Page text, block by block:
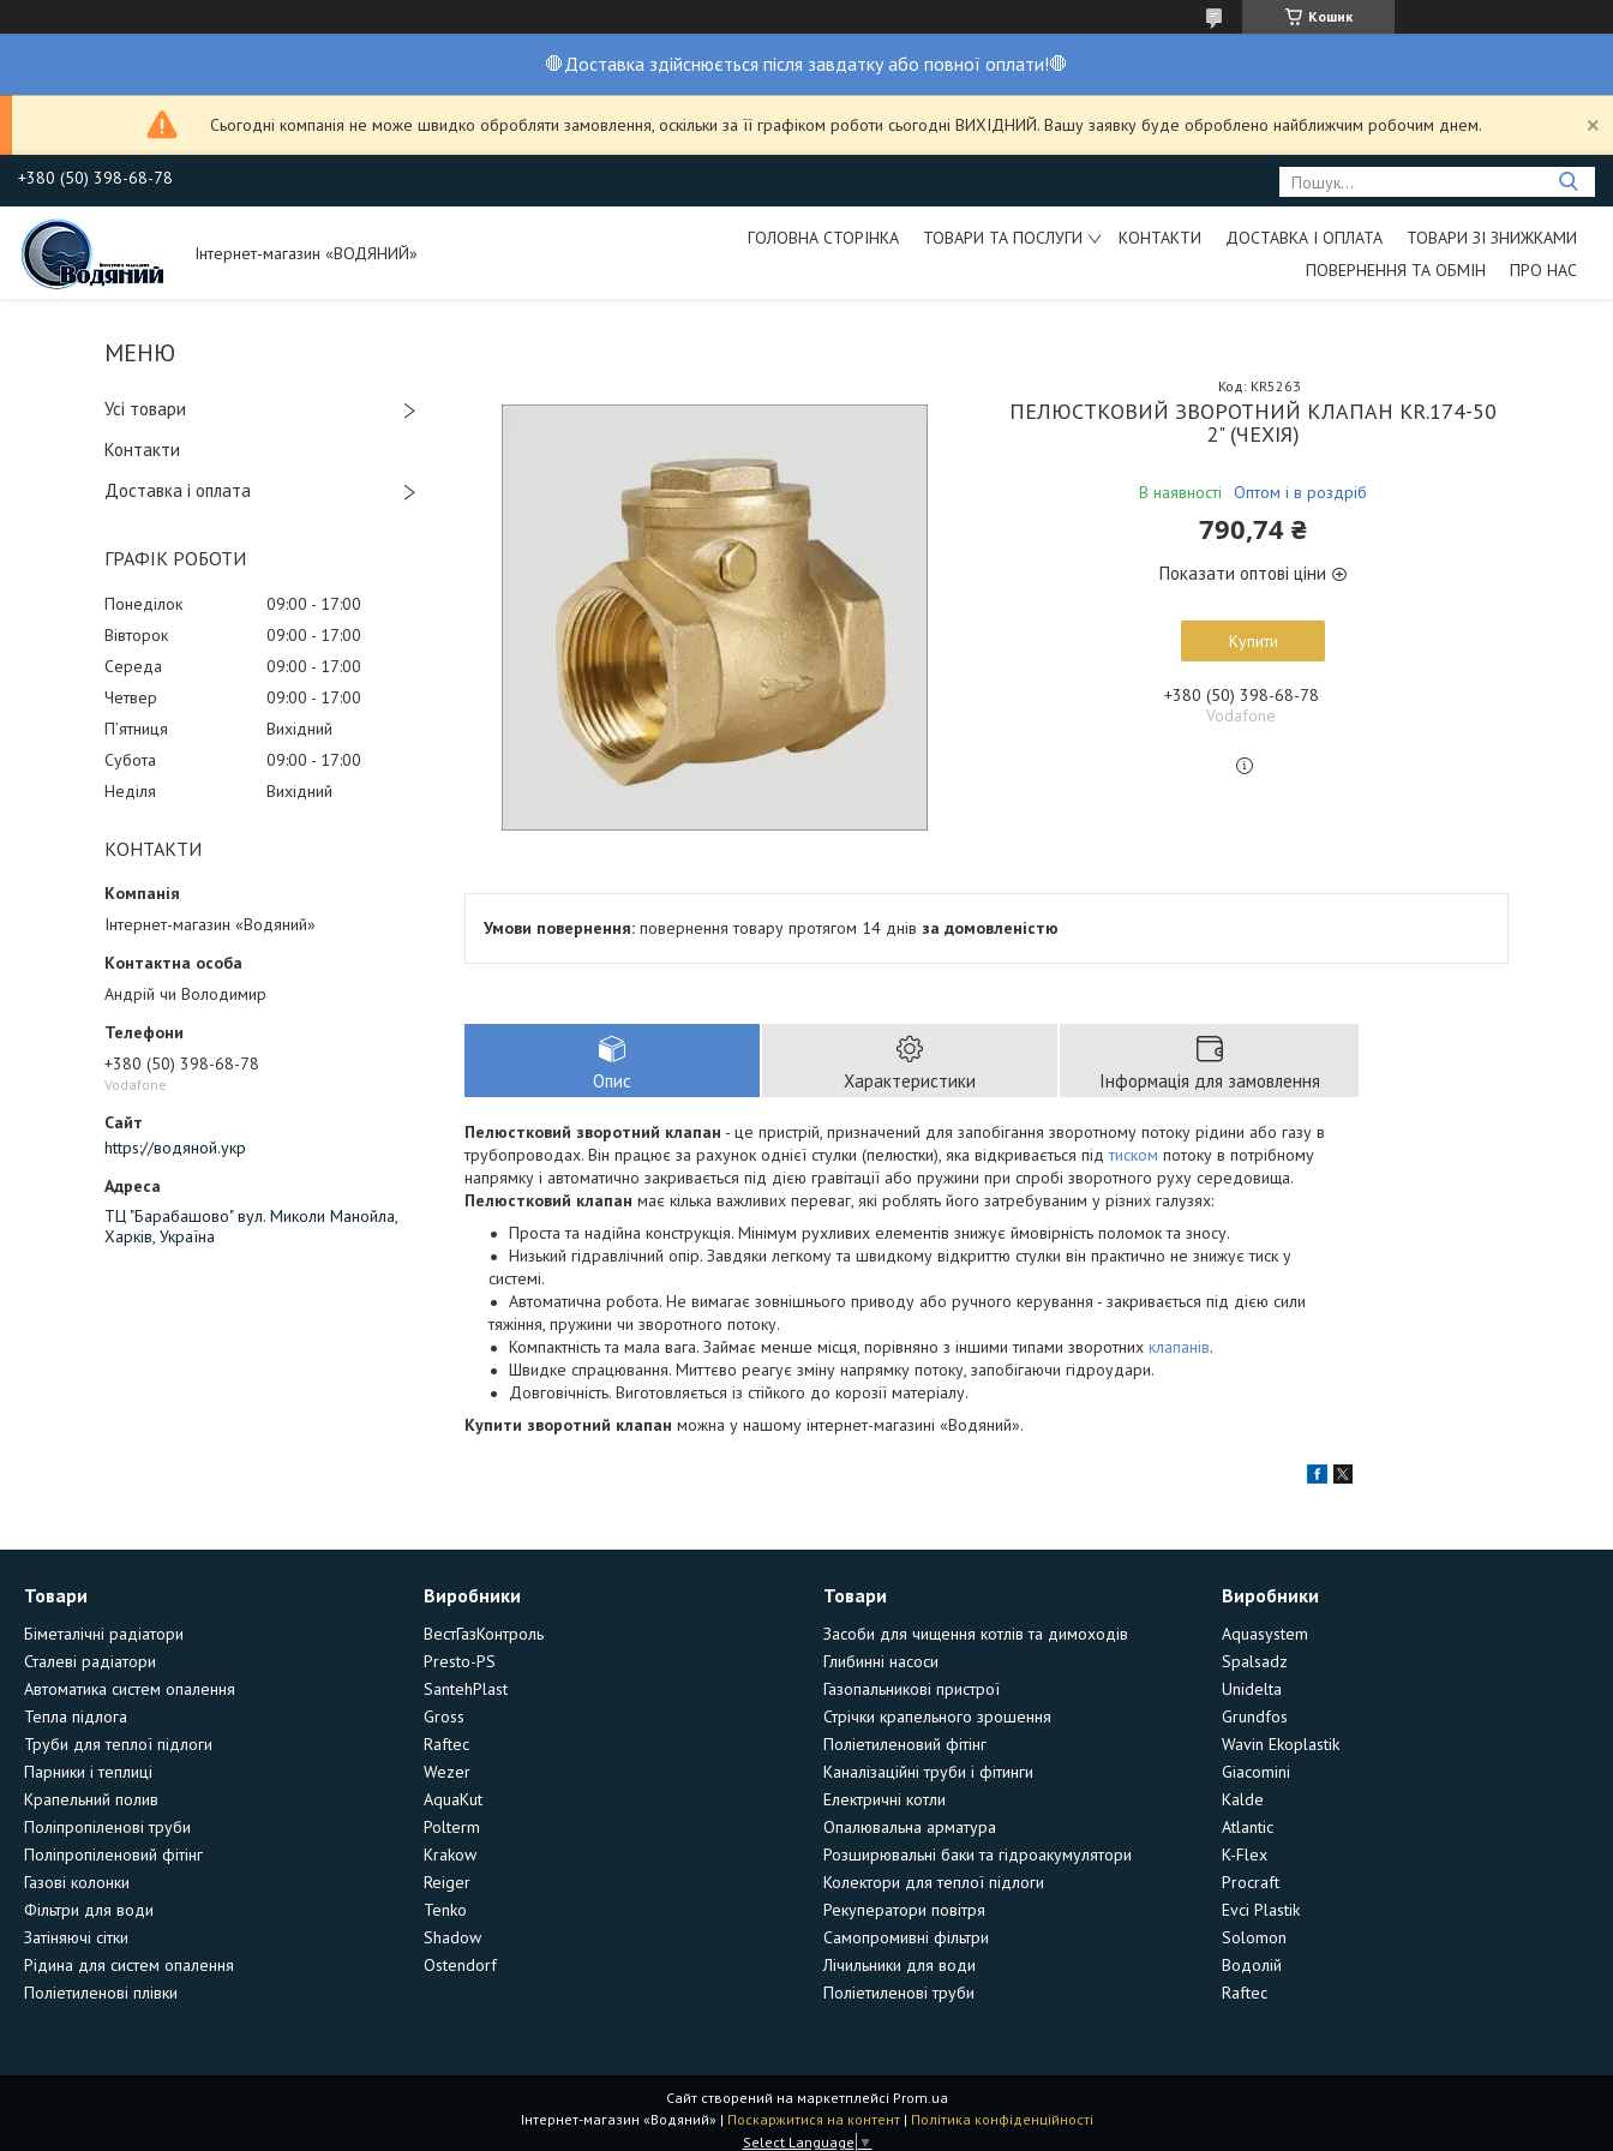
Кошик
🛑Доставка здійснюється після завдатку або повної оплати!🛑
Сьогодні компанія не може швидко обробляти замовлення, оскільки за її графіком роботи сьогодні ВИХІДНИЙ. Вашу заявку буде оброблено найближчим робочим днем.
+380 (50) 398-68-78
Інтернет-магазин «ВОДЯНИЙ»
ГОЛОВНА СТОРІНКА ТОВАРИ ТА ПОСЛУГИ КОНТАКТИ ДОСТАВКА І ОПЛАТА
ТОВАРИ ЗІ ЗНИЖКАМИ
ПОВЕРНЕННЯ ТА ОБМІН
ПРО НАС
Усі товари
Контакти
Доставка і оплата
ГРАФІК РОБОТИ
Понеділок 09:00
17:00
Вівторок
09:00
17:00
Середа
09:00
17:00
Четвер
09:00
17:00
Пʼятниця
Вихідний
Субота
09:00
17:00
Неділя
Вихідний
КОНТАКТИ
Інтернет-магазин «Водяний»
Андрій чи Володимир
+380 (50) 398-68-78
Vodafone
https://водяной.укр
ТЦ "Барабашово" вул. Миколи Манойла,
Харків, Україна
ПЕЛЮСТКОВИЙ ЗВОРОТНИЙ КЛАПАН KR.174-50
2" (ЧЕХІЯ)
В наявності Оптом і в роздріб
Код: KR5263
790,74 ₴
Показати оптові ціни
Купити
+380 (50) 398-68-78
Vodafone
повернення товару протягом 14 днів за домовленістю
Опис Характеристики Інформація для замовлення
Пелюстковий зворотний клапан - це пристрій, призначений для запобігання зворотному потоку рідини або газу в
трубопроводах. Він працює за рахунок однієї стулки (пелюстки), яка відкривається підтиском потоку в потрібному
напрямку і автоматично закривається під дією гравітації або пружини при спробі зворотного руху середовища.
Пелюстковий клапан має кілька важливих переваг, які роблять його затребуваним у різних галузях:
Проста та надійна конструкція. Мінімум рухливих елементів знижує ймовірність поломок та зносу.
Низький гідравлічний опір. Завдяки легкому та швидкому відкриттю стулки він практично не знижує тиск у
системі.
Автоматична робота. Не вимагає зовнішнього приводу або ручного керування - закривається під дією сили
тяжіння, пружини чи зворотного потоку.
Компактність та мала вага. Займає менше місця, порівняно з іншими типами зворотних клапанів.
Швидке спрацювання. Миттєво реагує зміну напрямку потоку, запобігаючи гідроудари.
Довговічність. Виготовляється із стійкого до корозії матеріалу.
Купити зворотний клапан можна у нашому інтернет-магазині «Водяний».
Товари
Біметалічні радіатори
Сталеві радіатори
Автоматика систем опалення
Тепла підлога
Труби для теплої підлоги
Парники і теплиці
Крапельний полив
Поліпропіленові труби
Поліпропіленовий фітінг
Газові колонки
Фільтри для води
Затіняючі сітки
Рідина для систем опалення
Поліетиленові плівки
Виробники
ВестГазКонтроль
Presto-PS
SantehPlast
Gross
Raftec
Wezer
AquaKut
Polterm
Krakow
Reiger
Tenko
Shadow
Ostendorf
Товари
Засоби для чищення котлів та димоходів
Глибинні насоси
Газопальникові пристрої
Стрічки крапельного зрошення
Поліетиленовий фітінг
Каналізаційні труби і фітинги
Електричні котли
Опалювальна арматура
Розширювальні баки та гідроакумулятори
Колектори для теплої підлоги
Рекуператори повітря
Самопромивні фільтри
Лічильники для води
Поліетиленові труби
Виробники
Aquasystem
Spalsadz
Unidelta
Grundfos
Wavin Ekoplastik
Giacomini
Kalde
Atlantic
K-Flex
Procraft
Evci Plastik
Solomon
Водолій
Raftec
Сайт створений на маркетплейсі Prom.ua
Інтернет-магазин «Водяний» | Поскаржитися на контент | Політика конфіденційності
Select Language ▼